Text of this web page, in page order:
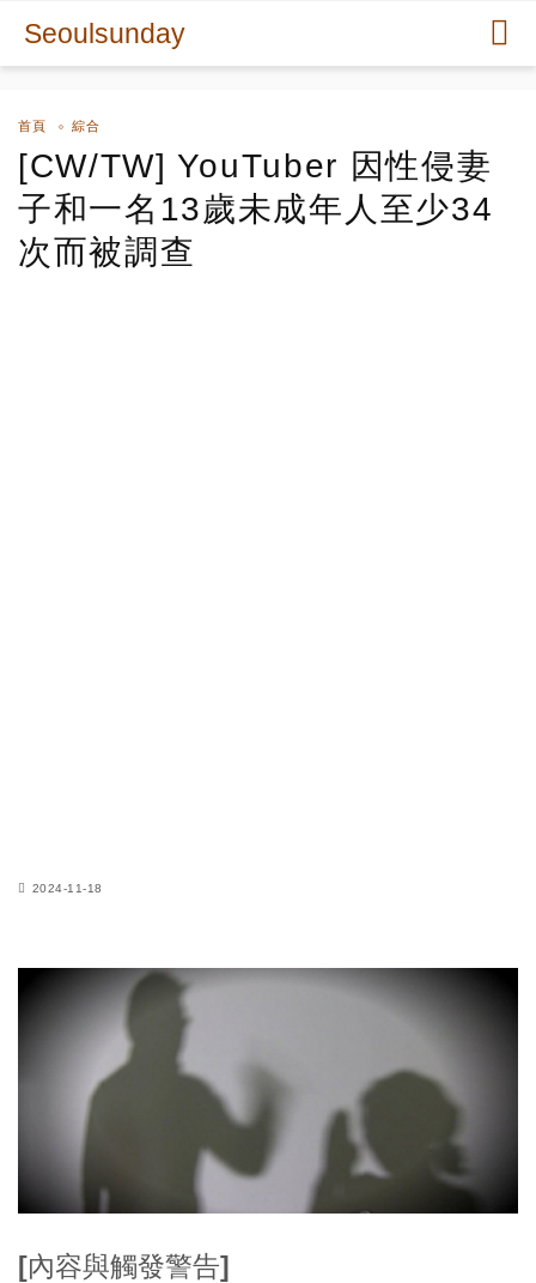
Seoulsunday
首頁 綜合
[CW/TW] YouTuber 因性侵妻
子和一名13歲未成年人至少34
次而被調查
2024-11-18
[內容與觸發警告]